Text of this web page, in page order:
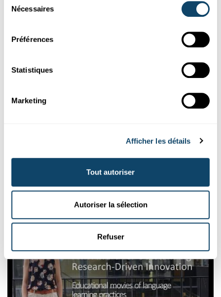
Nécessaires
Préférences
Statistiques
Marketing
Afficher les détails
Tout autoriser
Autoriser la sélection
Refuser
ÉTUDE AU LUXEMBOURG ET EN SUISSE
Dans une étude conjointe, des chercheurs des universités du
University of Luxembourg